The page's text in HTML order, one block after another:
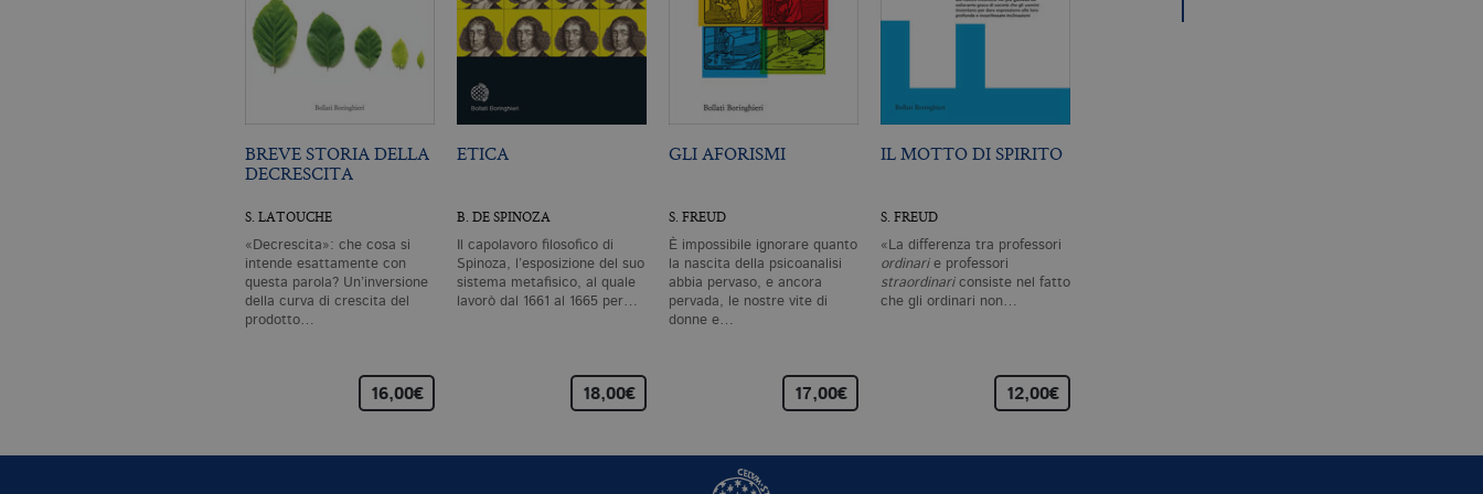
BREVE STORIA DELLA
DECRESCITA
S. LATOUCHE
«Decrescita»: che cosa si
intende esattamente con
questa parola? Un’inversione
della curva di crescita del
prodotto…
16,00€
ETICA
B. DE SPINOZA
Il capolavoro filosofico di
Spinoza, l’esposizione del suo
sistema metafisico, al quale
lavorò dal 1661 al 1665 per…
18,00€
GLI AFORISMI
S. FREUD
È impossibile ignorare quanto
la nascita della psicoanalisi
abbia pervaso, e ancora
pervada, le nostre vite di
donne e…
17,00€
IL MOTTO DI SPIRITO
S. FREUD
«La differenza tra professori
ordinarie professori
straordinariconsiste nel fatto
che gli ordinari non…
12,00€